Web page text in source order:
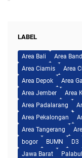
LABEL
Area Bali Area
Area Ciamis
Area
Area Depok
Area
Area Jember
Area
Area Padalarang
Area Pekalongan
Area Tangerang
bogor
BUMN D3
Jawa Barat